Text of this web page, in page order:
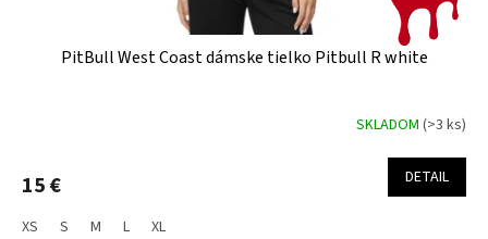
PitBull West Coast dámske tielko Pitbull R white
SKLADOM (>3 ks)
15 € DETAIL
XS S M L XL